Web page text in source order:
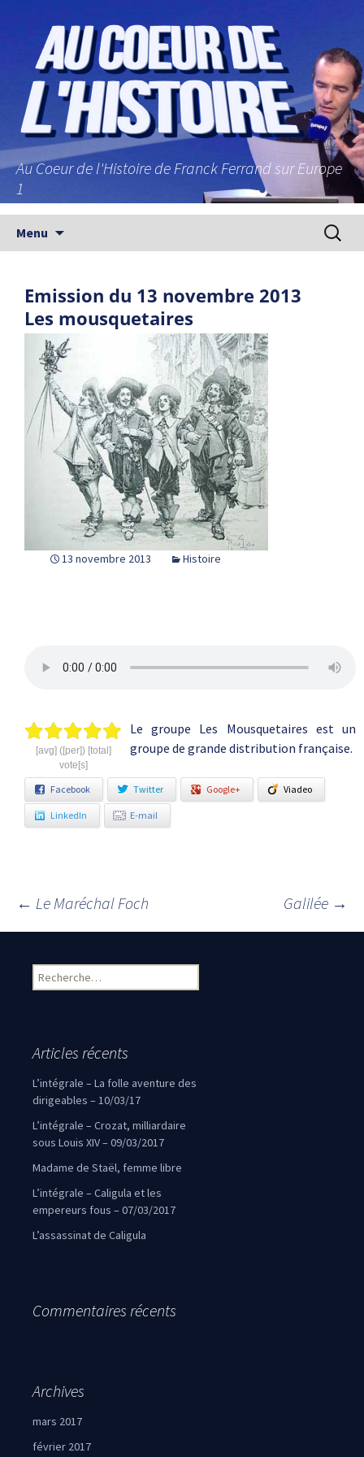
Au Coeur de l'Histoire de Franck Ferrand sur Europe
1
Menu
Emission du 13 novembre 2013
Les mousquetaires
13 novembre 2013 Histoire
[avg] ([per]) [total]
vote[s]
Le groupe Les Mousquetaires est un
groupe de grande distribution française.
Facebook Twitter Google+ Viadeo
LinkedIn E-mail
Navigation des articles
← Le Maréchal Foch Galilée →
Rechercher :
Articles récents
L’intégrale – La folle aventure des
dirigeables – 10/03/17
L’intégrale – Crozat, milliardaire
sous Louis XIV – 09/03/2017
Madame de Staël, femme libre
L’intégrale – Caligula et les
empereurs fous – 07/03/2017
L’assassinat de Caligula
Commentaires récents
Archives
mars 2017
février 2017